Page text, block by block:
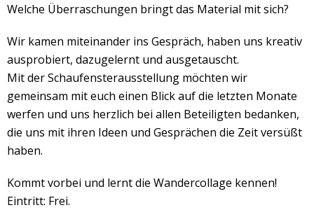
Welche Überraschungen bringt das Material mit sich?
Wir kamen miteinander ins Gespräch, haben uns kreativ
ausprobiert, dazugelernt und ausgetauscht.
Mit der Schaufensterausstellung möchten wir
gemeinsam mit euch einen Blick auf die letzten Monate
werfen und uns herzlich bei allen Beteiligten bedanken,
die uns mit ihren Ideen und Gesprächen die Zeit versüßt
haben.
Kommt vorbei und lernt die Wandercollage kennen!
Eintritt: Frei.